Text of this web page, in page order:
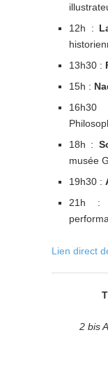
12h :
13h30 :
15h :
18h :
musée
19h30 :
21h :
Lien direct
2 bis